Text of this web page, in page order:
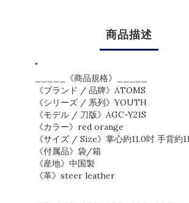
商品描述
"
_____《商品規格》_____
《ブランド / 品牌》ATOMS
《シリーズ / 系列》YOUTH
《モデル / 刀版》AGC-Y21S
《カラー》red orange
《サイズ / Size》掌心約11.0吋 手背約
《付属品》袋/箱
《産地》中国製
《革》steer leather